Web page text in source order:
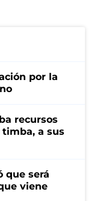
por la
recursos
timba, a sus
que será
viene